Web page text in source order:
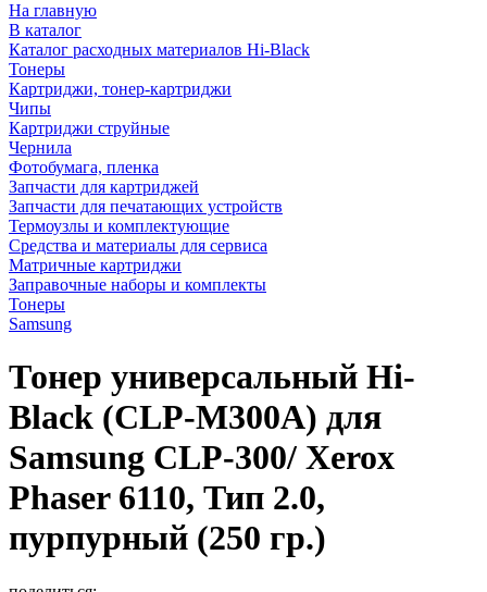
На главную
В каталог
Каталог расходных материалов Hi-Black
Тонеры
Картриджи, тонер-картриджи
Чипы
Картриджи струйные
Чернила
Фотобумага, пленка
Запчасти для картриджей
Запчасти для печатающих устройств
Термоузлы и комплектующие
Средства и материалы для сервиса
Матричные картриджи
Заправочные наборы и комплекты
Тонеры
Samsung
Тонер универсальный Hi-
Black (CLP-M300A) для
Samsung CLP-300/ Xerox
Phaser 6110, Тип 2.0,
пурпурный (250 гр.)